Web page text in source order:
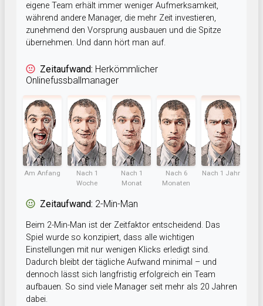
eigene Team erhält immer weniger Aufmerksamkeit,
während andere Manager, die mehr Zeit investieren,
zunehmend den Vorsprung ausbauen und die Spitze
übernehmen. Und dann hört man auf.
Zeitaufwand: Herkömmlicher
Onlinefussballmanager
Am Anfang
Nach 1
Woche
Nach 1
Monat
Nach 6
Monaten
Nach 1 Jahr
Zeitaufwand: 2-Min-Man
Beim 2-Min-Man ist der Zeitfaktor entscheidend. Das
Spiel wurde so konzipiert, dass alle wichtigen
Einstellungen mit nur wenigen Klicks erledigt sind.
Dadurch bleibt der tägliche Aufwand minimal – und
dennoch lässt sich langfristig erfolgreich ein Team
aufbauen. So sind viele Manager seit mehr als 20 Jahren
dabei.